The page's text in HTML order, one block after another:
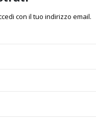
con il tuo indirizzo email.